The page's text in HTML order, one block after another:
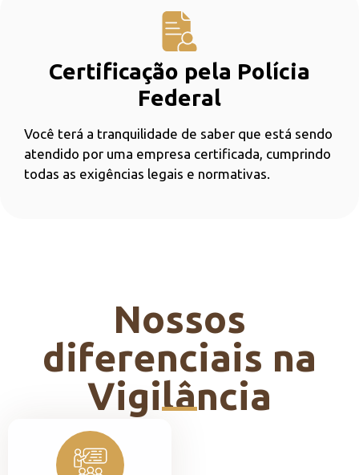
Certificação pela Polícia
Federal
Você terá a tranquilidade de saber que está sendo
atendido por uma empresa certificada, cumprindo
todas as exigências legais e normativas.
Nossos
diferenciais na
Vigilância